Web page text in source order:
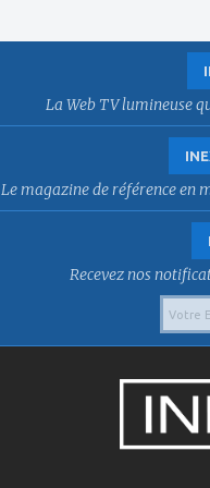
La Web TV lumineuse
Le magazine de référence en
Recevez nos